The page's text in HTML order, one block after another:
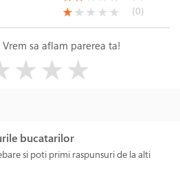
(*)
★( )
★ ( )
★ ( )
★ ( )
★ (0)
sa aflam parerea ta!
★★★
bucatarilor
si poti primi raspunsuri de la alti